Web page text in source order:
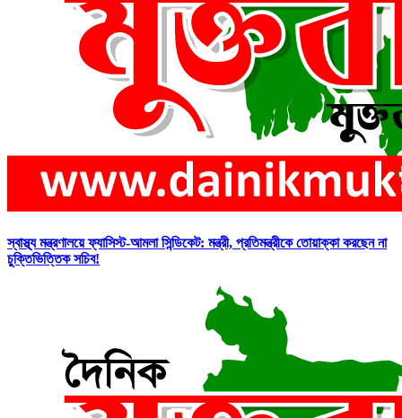
স্বাস্থ্য মন্ত্রণালয়ে ফ্যাসিস্ট-আমলা সিন্ডিকেট: মন্ত্রী, প্রতিমন্ত্রীকে তোয়াক্কা করছেন না
চুক্তিভিত্তিক সচিব!